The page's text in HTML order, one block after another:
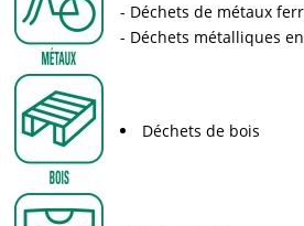
Déchets de métaux
Déchets métalliques
Déchets de bois